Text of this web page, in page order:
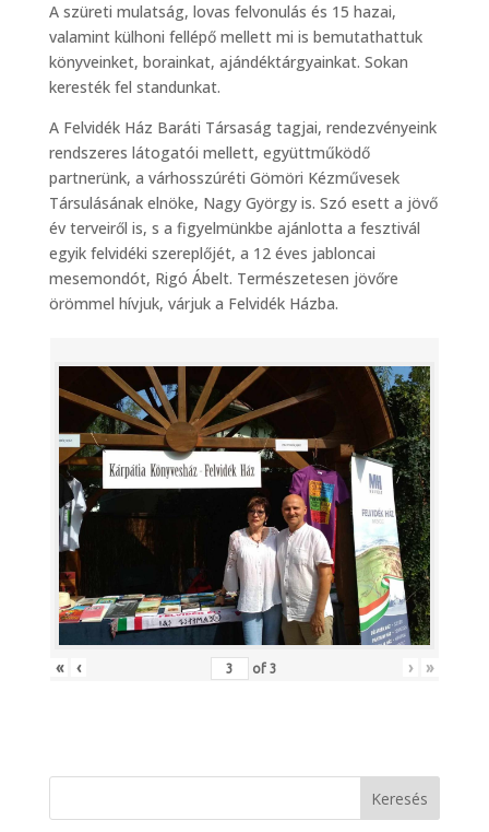
A szüreti mulatság, lovas felvonulás és 15 hazai,
valamint külhoni fellépő mellett mi is bemutathattuk
könyveinket, borainkat, ajándéktárgyainkat. Sokan
keresték fel standunkat.
A Felvidék Ház Baráti Társaság tagjai, rendezvényeink
rendszeres látogatói mellett, együttműködő
partnerünk, a várhosszúréti Gömöri Kézművesek
Társulásának elnöke, Nagy György is. Szó esett a jövő
év terveiről is, s a figyelmünkbe ajánlotta a fesztivál
egyik felvidéki szereplőjét, a 12 éves jabloncai
mesemondót, Rigó Ábelt. Természetesen jövőre
örömmel hívjuk, várjuk a Felvidék Házba.
« ‹ of3 › »